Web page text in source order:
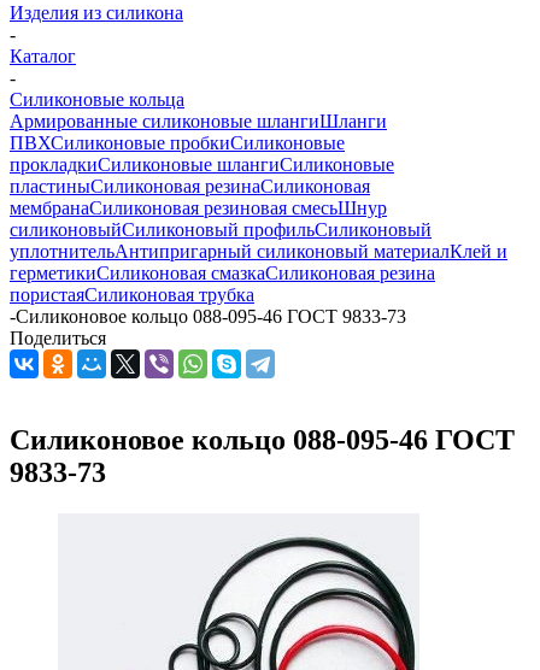
Изделия из силикона
-
Каталог
-
Силиконовые кольца
Армированные силиконовые шлангиШланги
ПВХСиликоновые пробкиСиликоновые
прокладкиСиликоновые шлангиСиликоновые
пластиныСиликоновая резинаСиликоновая
мембранаСиликоновая резиновая смесьШнур
силиконовыйСиликоновый профильСиликоновый
уплотнительАнтипригарный силиконовый материалКлей и
герметикиСиликоновая смазкаСиликоновая резина
пористаяСиликоновая трубка
-Силиконовое кольцо 088-095-46 ГОСТ 9833-73
Поделиться
Силиконовое кольцо 088-095-46 ГОСТ
9833-73